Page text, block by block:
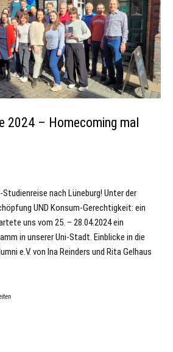
2024 – Homecoming mal
nach Lüneburg! Unter der
UND Konsum-Gerechtigkeit: ein
uns vom 25. – 28.04.2024 ein
in unserer Uni-Stadt. Einblicke in die
e.V. von Ina Reinders und Rita Gelhaus